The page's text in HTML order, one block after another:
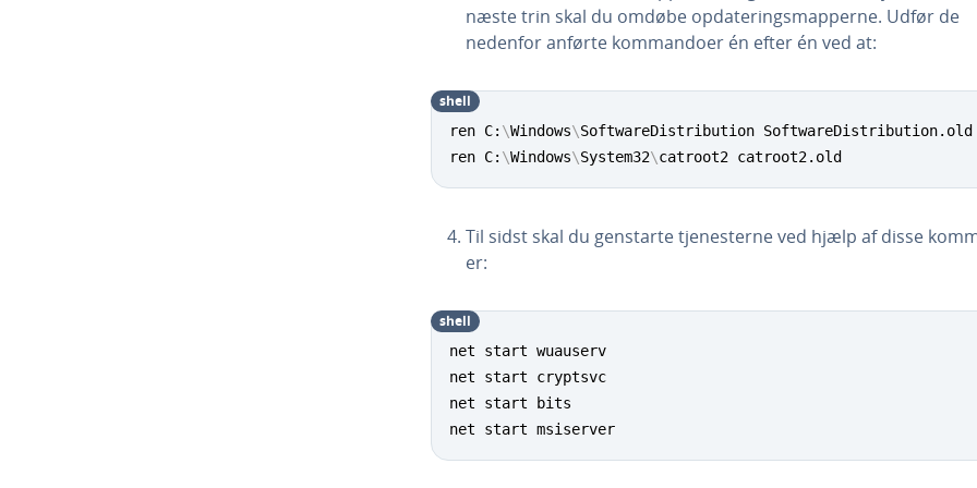
næste trin skal du omdøbe op­da­te­rings­map­per­ne. Udfør de
nedenfor anførte kom­man­do­er én efter én ved at:
ren C: \Windows\SoftwareDistribution SoftwareDistribution.old
ren C: \Windows\System32\catroot2 catroot2.old
shell
Til sidst skal du genstarte tje­ne­ster­ne ved hjælp af disse
er:
net start wuauserv
net start cryptsvc
net start bits
net start msiserver
shell